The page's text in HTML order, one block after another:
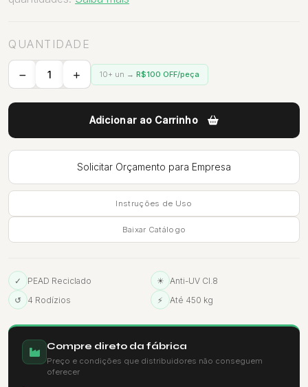
QUANTIDADE
10+ un → R$100 OFF/peça
Adicionar ao Carrinho
Solicitar Orçamento para Empresa
Instruções de Uso
Baixar Catálogo
✓ PEAD Reciclado ☀
Anti-UV Cl.8
↺
4 Rodízios ⚡ Até 450 kg
Compre direto da fábrica
Preço e condições que distribuidores não conseguem
oferecer